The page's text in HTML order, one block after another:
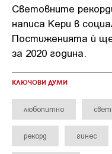
Световните
написа Кери в
Постиженията ѝ
за 2020 година.
КЛЮЧОВИ ДУМИ
любопитно
рекорд гинес